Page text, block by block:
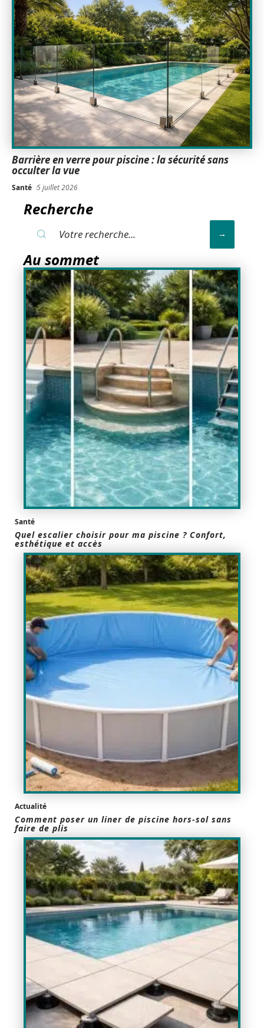
Barrière en verre pour piscine : la sécurité sans
occulter la vue
Santé 5 juillet 2026
Recherche
Au sommet
Santé
Quel escalier choisir pour ma piscine ? Confort,
esthétique et accès
Actualité
Comment poser un liner de piscine hors-sol sans
faire de plis